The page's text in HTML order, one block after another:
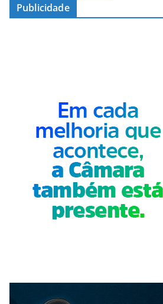
Publicidade